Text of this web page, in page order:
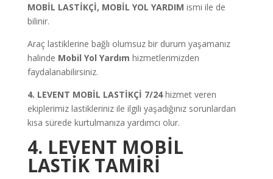
MOBİL LASTİKÇİ, MOBİL YOL YARDIM ismi ile de
bilinir.
Araç lastiklerine bağlı olumsuz bir durum yaşamanız
halinde Mobil Yol Yardım hizmetlerimizden
faydalanabilirsiniz.
4. LEVENT MOBİL LASTİKÇİ 7/24hizmet veren
ekiplerimiz lastikleriniz ile ilgili yaşadığınız sorunlardan
kısa sürede kurtulmanıza yardımcı olur.
4. LEVENT MOBİL
LASTİK TAMİRİ